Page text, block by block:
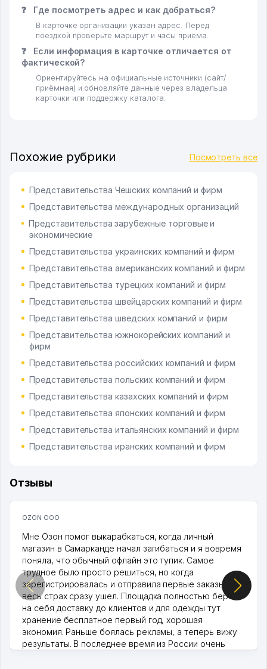
❓ Где посмотреть адрес и как добраться?
В карточке организации указан адрес. Перед
поездкой проверьте маршрут и часы приёма.
❓
Если информация в карточке отличается от
фактической?
Ориентируйтесь на официальные источники (сайт/
приёмная) и обновляйте данные через владельца
карточки или поддержку каталога.
Похожие рубрики Посмотреть все
Представительства Чешских компаний и фирм
Представительства международных организаций
Представительства зарубежные торговые и
экономические
Представительства украинских компаний и фирм
Представительства американских компаний и фирм
Представительства турецких компаний и фирм
Представительства швейцарских компаний и фирм
Представительства шведских компаний и фирм
Представительства южнокорейских компаний и
фирм
Представительства российских компаний и фирм
Представительства польских компаний и фирм
Представительства казахских компаний и фирм
Представительства японских компаний и фирм
Представительства итальянских компаний и фирм
Представительства иранских компаний и фирм
Отзывы
OZON ООО
Мне Озон помог выкарабкаться, когда личный
магазин в Самарканде начал загибаться и я вовремя
поняла, что обычный офлайн это тупик. Самое
трудное было просто решиться, но когда
зарегистрировалась и отправила первые заказы,
весь страх сразу ушел. Площадка полностью берет
на себя доставку до клиентов и для одежды тут
хранение бесплатное первый год, хорошая
экономия. Раньше боялась рекламы, а теперь вижу
результаты. В последнее время из России очень